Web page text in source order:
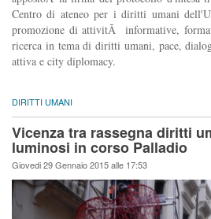
Centro di ateneo per i diritti umani
promozione di attivitÃ informative,
ricerca in tema di diritti umani, pace,
attiva e city diplomacy.
DIRITTI UMANI
Vicenza tra rassegna diritti
luminosi in corso Palladio
Giovedi 29 Gennaio 2015 alle 17:53